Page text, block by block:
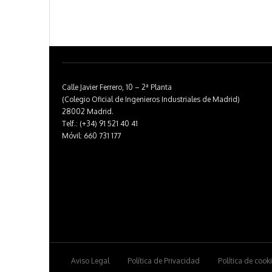
Calle Javier Ferrero, 10 – 2ª Planta
(Colegio Oficial de Ingenieros Industriales de Madrid)
28002 Madrid.
Telf.: (+34) 91 521 40 41
Móvil: 660 731 177
Aviso Legal Política de Privacidad Política de